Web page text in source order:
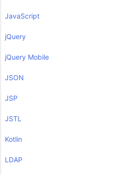
JavaScript
jQuery
jQuery Mobile
JSON
JSP
JSTL
Kotlin
LDAP